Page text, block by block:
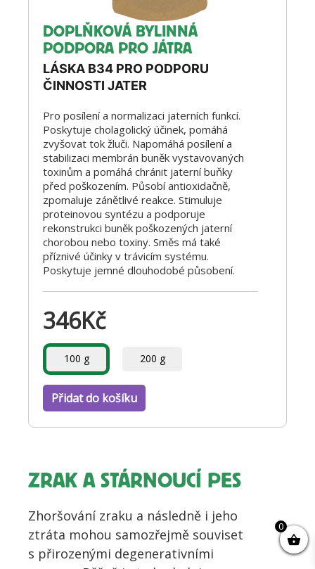
DOPLŇKOVÁ BYLINNÁ
PODPORA PRO JÁTRA
LÁSKA B34 PRO PODPORU
ČINNOSTI JATER
Pro posílení a normalizaci jaterních funkcí.
Poskytuje cholagolický účinek, pomáhá
zvyšovat tok žluči. Napomáhá posílení a
stabilizaci membrán buněk vystavovaných
toxinům a pomáhá chránit jaterní buňky
před poškozením. Působí antioxidačně,
zpomaluje zánětlivé reakce. Stimuluje
proteinovou syntézu a podporuje
rekonstrukci buněk poškozených jaterní
chorobou nebo toxiny. Směs má také
příznivé účinky v trávicím systému.
Poskytuje jemné dlouhodobé působení.
346Kč
100 g 200 g
Přidat do košíku
ZRAK A STÁRNOUCÍ PES
Zhoršování zraku a následně i jeho
ztráta mohou samozřejmě souviset
s přirozenými degenerativními
0